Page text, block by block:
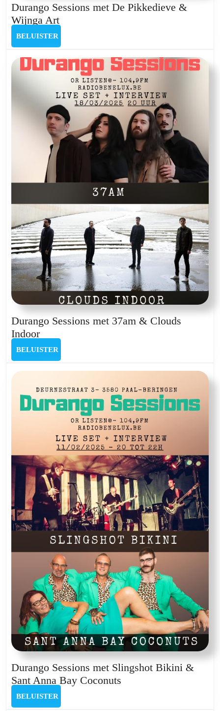
Durango Sessions met De Pikkedieve &
Wijnga ArtDurango
met
De
Pikkedieve
Wijnga
Art
BELUISTER
Durango Sessions met 37am & Clouds
IndoorDurango
Sessions
met
37am
&
Clouds
Indoor
BELUISTER
Durango Sessions met Slingshot Bikini &
Sant Anna Bay Coconuts
BELUISTER